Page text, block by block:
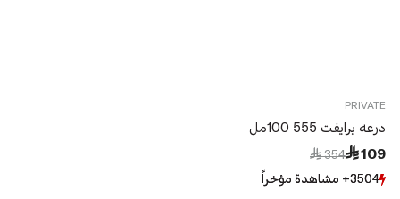
PRIVATE
درعه برايفت 555 100مل
 109
Price reduced from
 354
3504+ مشاهدة مؤخراً
3504+ مشاهدة مؤخراً